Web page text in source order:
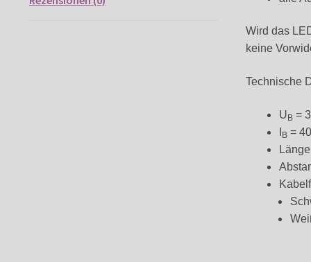
Wird das
keine
Technische
UB =
B =